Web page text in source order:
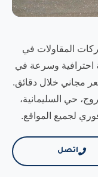
المقاولات في
احترافية وسرعة في
مجاني خلال دقائق.
حي السليمانية،
لجميع المواقع.
اتصل